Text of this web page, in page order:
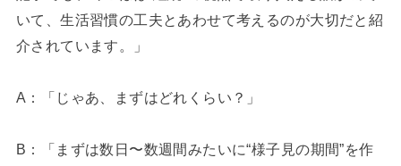
いて、生活習慣の工夫とあわせて考えるのが大切だと紹
介されています。」
A：「じゃあ、まずはどれくらい？」
B：「まずは数日〜数週間みたいに“様子見の期間”を作